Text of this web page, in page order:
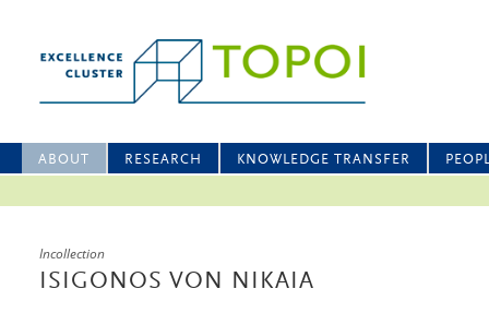
ABOUT RESEARCH KNOWLEDGE TRANSFER
Incollection
ISIGONOS VON NIKAIA